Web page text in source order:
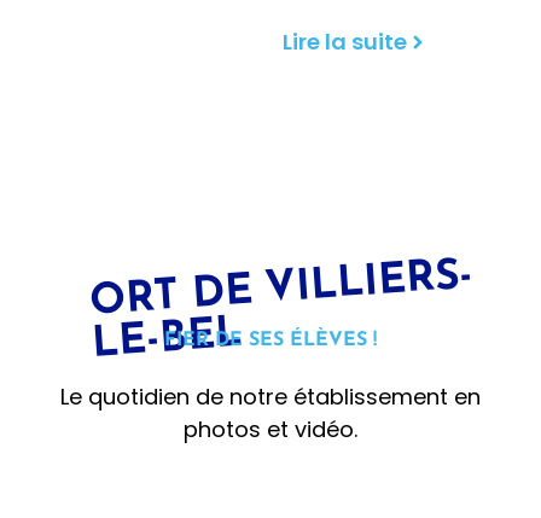
Lire la suite
ORT DE VILLIERS-
LE-BELFIER DE SES ÉLÈVES !
Le quotidien de notre établissement en
photos et vidéo.